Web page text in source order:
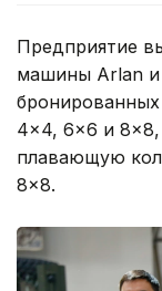
Предприятие
машины Arlan и
4×4, 6×6 и
плавающую
8×8.